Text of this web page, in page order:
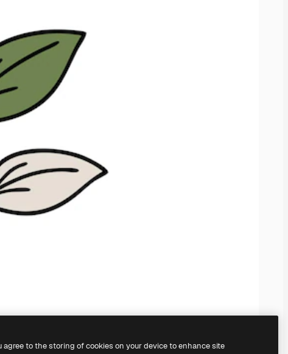
agree to the storing of cookies on your device to enhance site